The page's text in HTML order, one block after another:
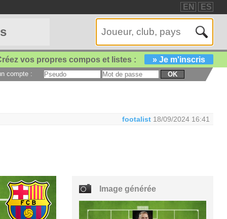
EN ES
vos propres compos et listes : » Je m'inscris
compte : OK
footalist 18/09/2024 16:41
Image générée